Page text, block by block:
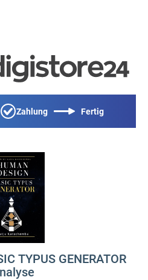
Zahlung Fertig
TYPUS GENERATOR